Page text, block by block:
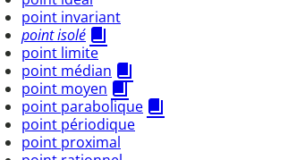
point invariant
point isolé
point limite
point médian
point moyen
point parabolique
point périodique
point proximal